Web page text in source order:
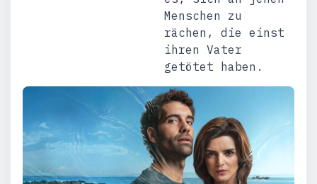
Menschen zu
rächen, die einst
ihren Vater
getötet haben.